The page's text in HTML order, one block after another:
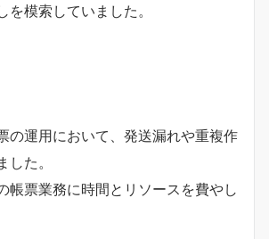
を模索していました。
の運用において、発送漏れや重複作
た。
帳票業務に時間とリソースを費やし